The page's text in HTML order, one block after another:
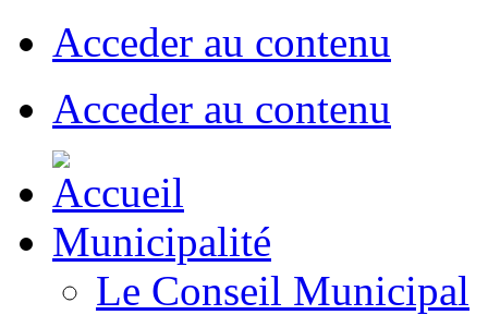
Acceder au contenu
Acceder au contenu
Municipalité
Le Conseil Municipal